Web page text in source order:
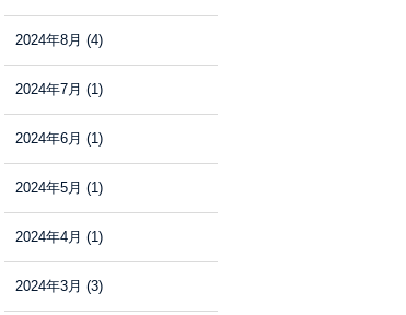
2024年8月 (4)
2024年7月 (1)
2024年6月 (1)
2024年5月 (1)
2024年4月 (1)
2024年3月 (3)